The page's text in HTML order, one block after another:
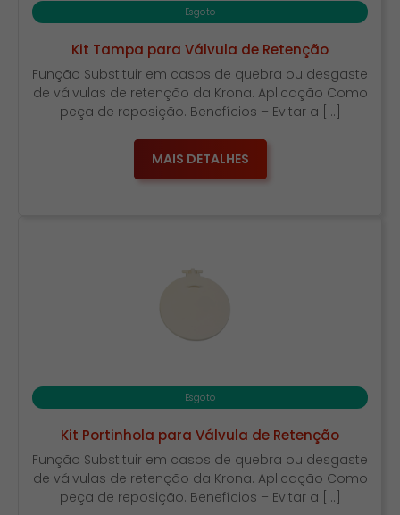
Esgoto
Kit Tampa para Válvula de Retenção
Função Substituir em casos de quebra ou desgaste
de válvulas de retenção da Krona. Aplicação Como
peça de reposição. Benefícios – Evitar a […]
MAIS DETALHES
Esgoto
Kit Portinhola para Válvula de Retenção
Função Substituir em casos de quebra ou desgaste
de válvulas de retenção da Krona. Aplicação Como
peça de reposição. Benefícios – Evitar a […]